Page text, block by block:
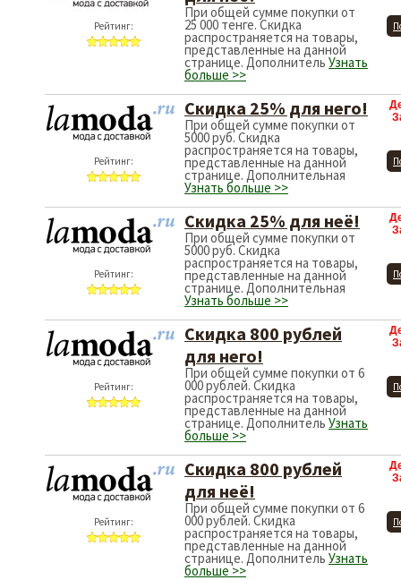
Рейтинг:
При общей сумме покупки от
25 000 тенге. Скидка
распространяется на товары,
представленные на данной
странице. Дополнитель Узнать
больше >>
Рейтинг:
Скидка 25% для него!
При общей сумме покупки от
5000 руб. Скидка
распространяется на товары,
представленные на данной
странице. Дополнительная
Узнать больше >>
Рейтинг:
Скидка 25% для неё!
При общей сумме покупки от
5000 руб. Скидка
распространяется на товары,
представленные на данной
странице. Дополнительная
Узнать больше >>
Рейтинг:
Скидка 800 рублей
для него!
При общей сумме покупки от 6
000 рублей. Скидка
распространяется на товары,
представленные на данной
странице. Дополнитель Узнать
больше >>
Рейтинг:
Скидка 800 рублей
для неё!
При общей сумме покупки от 6
000 рублей. Скидка
распространяется на товары,
представленные на данной
странице. Дополнитель Узнать
больше >>